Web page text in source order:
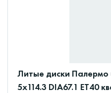
Литые диски Палермо
5x114.3 DIA67.1 ET40